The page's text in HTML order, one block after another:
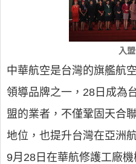
入
中華航空是台灣的旗艦航
領導品牌之一，28日成為
盟的業者，不僅鞏固天合
地位，也提升台灣在亞洲
9月28日在華航修護工廠